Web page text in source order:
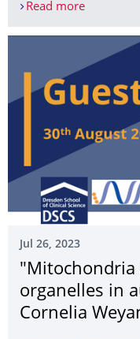
Read moreMarwa
Jul 26, 2023
"Mitochondria
organelles in
Cornelia